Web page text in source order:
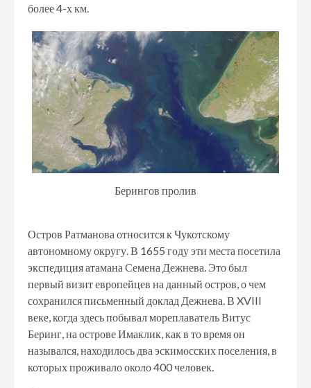
более 4-х км.
Берингов пролив
Остров Ратманова относится к Чукотскому
автономному округу. В 1655 году эти места посетила
экспедиция атамана Семена Дежнева. Это был
первый визит европейцев на данный остров, о чем
сохранился письменный доклад Дежнева. В XVIII
веке, когда здесь побывал мореплаватель Витус
Беринг, на острове Имаклик, как в то время он
назывался, находилось два эскимосских поселения, в
которых проживало около 400 человек.